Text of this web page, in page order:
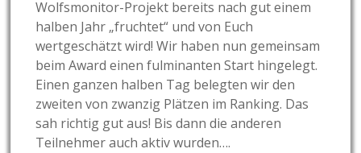
Wolfsmonitor-Projekt bereits nach gut einem
halben Jahr „fruchtet“ und von Euch
wertgeschätzt wird! Wir haben nun gemeinsam
beim Award einen fulminanten Start hingelegt.
Einen ganzen halben Tag belegten wir den
zweiten von zwanzig Plätzen im Ranking. Das
sah richtig gut aus! Bis dann die anderen
Teilnehmer auch aktiv wurden….